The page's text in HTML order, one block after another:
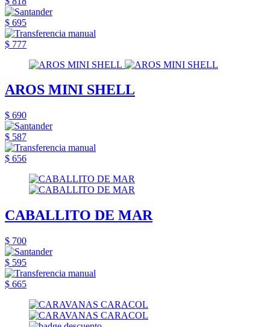
$ 695
$ 777
AROS MINI SHELL
$ 690
$ 587
$ 656
CABALLITO DE MAR
$ 700
$ 595
$ 665